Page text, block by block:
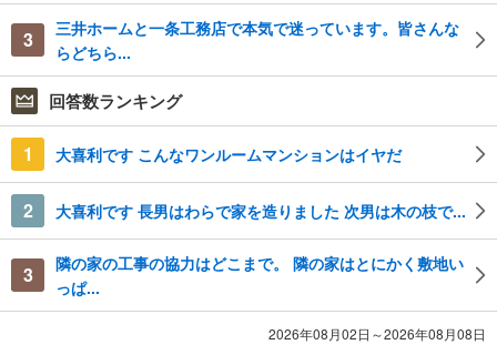
3
三井ホームと一条工務店で本気で迷っています。皆さんな
らどちら...
回答数ランキング
1 大喜利です こんなワンルームマンションはイヤだ
2 大喜利です 長男はわらで家を造りました 次男は木の枝で...
3
隣の家の工事の協力はどこまで。 隣の家はとにかく敷地い
っぱ...
2026年08月02日～2026年08月08日